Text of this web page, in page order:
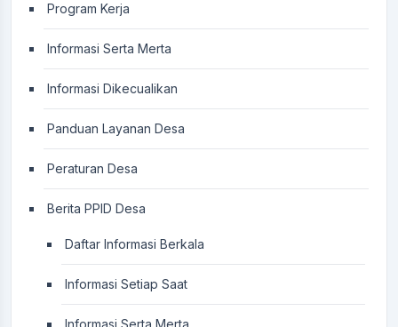
Program Kerja
Informasi Serta Merta
Informasi Dikecualikan
Panduan Layanan Desa
Peraturan Desa
Berita PPID Desa
Daftar Informasi Berkala
Informasi Setiap Saat